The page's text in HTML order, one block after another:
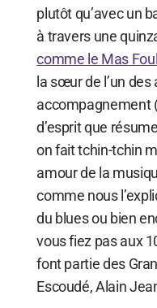
plutôt qu’avec un
à travers une
comme le Mas
la sœur de l’un
accompagnement
d’esprit que
on fait tchin-tchin
amour de la
comme nous
du blues ou bien
vous fiez pas aux
font partie des
Escoudé, Alain